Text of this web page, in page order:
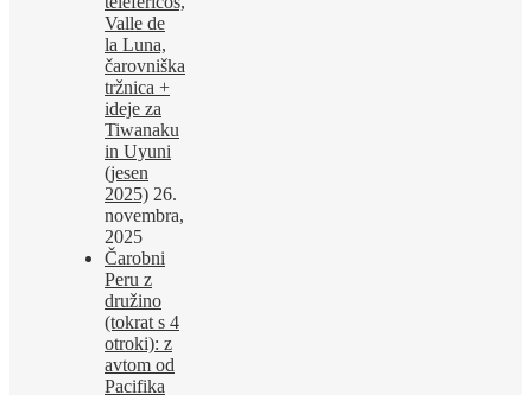
Valle de
la Luna,
čarovniška
tržnica +
ideje za
Tiwanaku
in Uyuni
(jesen
2025) 26.
novembra,
2025
Čarobni
Peru z
družino
(tokrat s 4
otroki): z
avtom od
Pacifika